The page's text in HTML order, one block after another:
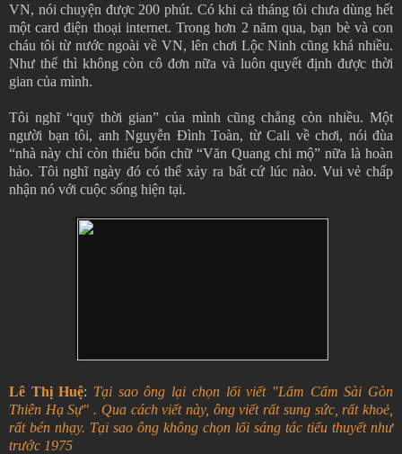
VN, nói chuyện được 200 phút. Có khi cả tháng tôi chưa dùng hết
một card điện thoại internet. Trong hơn 2 năm qua, bạn bè và con
cháu tôi từ nước ngoài về VN, lên chơi Lộc Ninh cũng khá nhiều.
Như thế thì không còn cô đơn nữa và luôn quyết định được thời
gian của mình.
Tôi nghĩ “quỹ thời gian” của mình cũng chẳng còn nhiều. Một
người bạn tôi, anh Nguyễn Đình Toàn, từ Cali về chơi, nói đùa
“nhà này chỉ còn thiếu bốn chữ “Văn Quang chi mộ” nữa là hoàn
hảo. Tôi nghĩ ngày đó có thể xảy ra bất cứ lúc nào. Vui vẻ chấp
nhận nó với cuộc sống hiện tại.
Lê Thị Huệ: Tại sao ông lại chọn lối viết "Lẩm Cẩm Sài Gòn
Thiên Hạ Sự" . Qua cách viết này, ông viết rất sung sức, rất khoẻ,
rất bén nhạy. Tại sao ông không chọn lối sáng tác tiểu thuyết như
trước 1975